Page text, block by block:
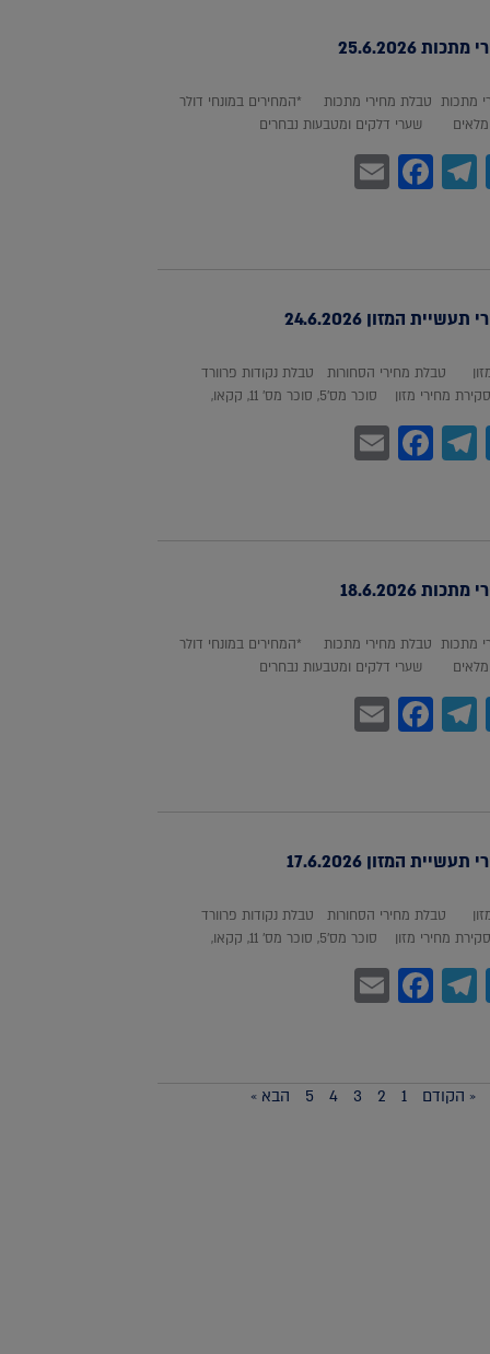
25.6.2026
מתכות טבלת מחירי מתכות *המחירים במונחי דולר
שערי דלקים ומטבעות נבחרים
Twitter
Telegram
Facebook
Email
המזון 24.6.2026
טבלת מחירי הסחורות טבלת נקודות פרוורד
מזון סוכר מס'5, סוכר מס' 11, קקאו,
Twitter
Telegram
Facebook
Email
18.6.2026
מתכות טבלת מחירי מתכות *המחירים במונחי דולר
שערי דלקים ומטבעות נבחרים
Twitter
Telegram
Facebook
Email
המזון 17.6.2026
טבלת מחירי הסחורות טבלת נקודות פרוורד
מזון סוכר מס'5, סוכר מס' 11, קקאו,
Twitter
Telegram
Facebook
Email
« הקודם 1
2
3
4
5 הבא »